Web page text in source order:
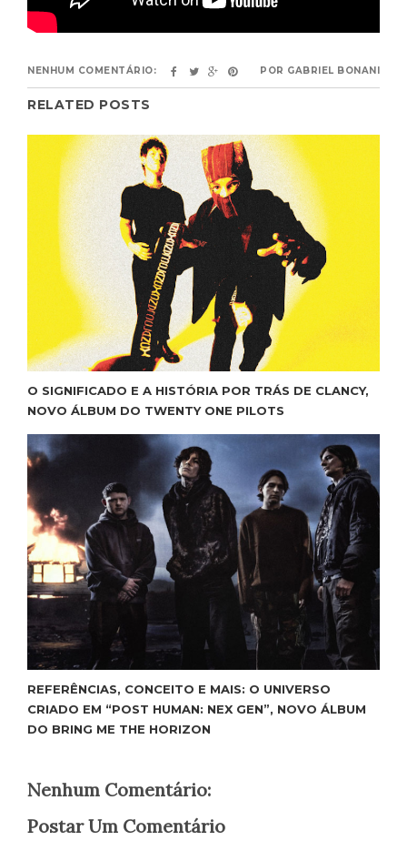
NENHUM COMENTÁRIO: POR GABRIEL BONANI
RELATED POSTS
O SIGNIFICADO E A HISTÓRIA POR TRÁS DE CLANCY,
NOVO ÁLBUM DO TWENTY ONE PILOTS
REFERÊNCIAS, CONCEITO E MAIS: O UNIVERSO
CRIADO EM “POST HUMAN: NEX GEN”, NOVO ÁLBUM
DO BRING ME THE HORIZON
Nenhum Comentário:
Postar Um Comentário